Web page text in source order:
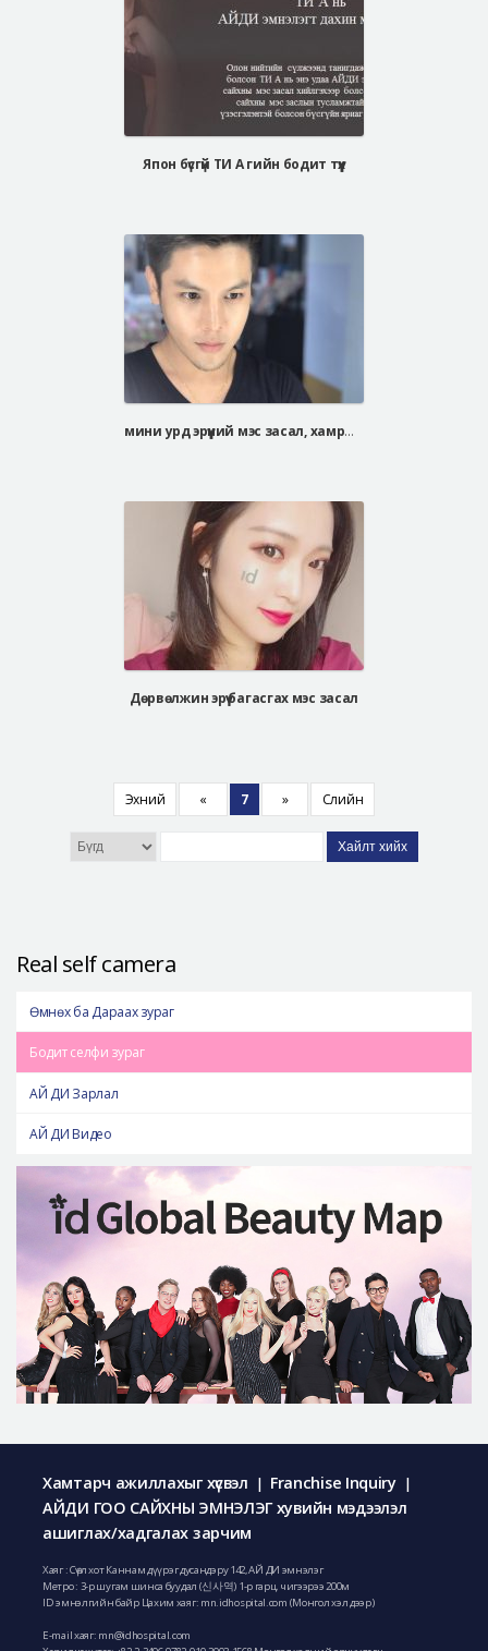
Япон бүсгүй ТИ А гийн бодит түүх
мини урд эрүүний мэс засал, хамрын давтан мэс засал, арьс чангалах мэс засал
Дөрвөлжин эрүү багасгах мэс засал
Эхний « 7 » Сүүлийн
Хайлт хийх
Real self camera
Өмнөх ба Дараах зураг
Бодит селфи зураг
АЙ ДИ Зарлал
АЙ ДИ Видео
Хамтарч ажиллахыг хүсвэл | Franchise Inquiry |
АЙДИ ГОО САЙХНЫ ЭМНЭЛЭГ хувийн мэдээлэл
ашиглах/хадгалах зарчим
Хаяг : Сөүл хот Каннам дүүрэг дусандэру 142, АЙ ДИ эмнэлэг
Метро : 3-р шугам шинса буудал (신사역) 1-р гарц, чигээрээ 200м
ID эмнэлгийн байр Цахим хаяг: mn.idhospital.com (Монгол хэл дээр)
E-mail хаяг: mn@idhospital.com